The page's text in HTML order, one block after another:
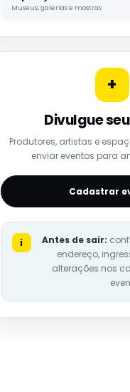
Museus, galerias e mostras
+
Divulgue
Produtores, artistas e
enviar eventos para
Cadastrar
i Antes de sair:
endereço,
alterações nos